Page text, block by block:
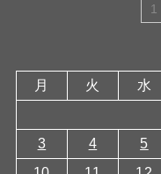
1
月
火 水
3
4 5